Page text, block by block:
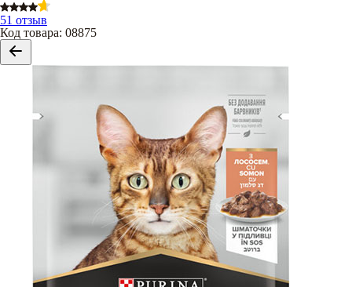
51 отзыв
Код товара: 08875